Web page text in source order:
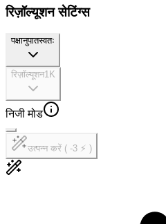
रिज़ॉल्यूशन सेटिंग्स
पक्षानुपातस्वतः
रिज़ॉल्यूशन1K
निजी मोड
उत्पन्न करें ( -3 ⚡ )